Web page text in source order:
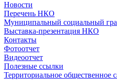
Новости
Перечень НКО
Муниципальный социальный
Выставка-презентация НКО
Контакты
Фотоотчет
Видеоотчет
Полезные ссылки
Территориальное общественное